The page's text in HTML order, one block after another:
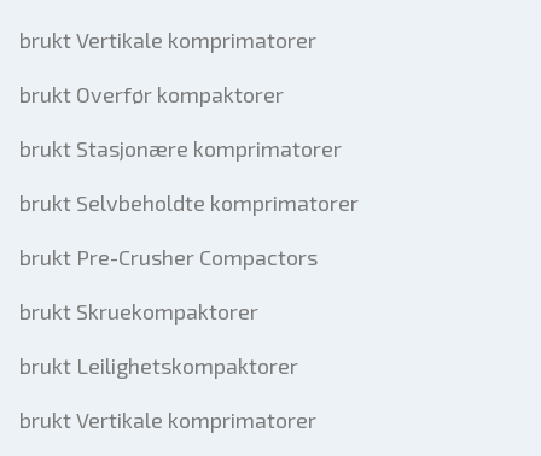
brukt Vertikale komprimatorer
brukt Overfør kompaktorer
brukt Stasjonære komprimatorer
brukt Selvbeholdte komprimatorer
brukt Pre-Crusher Compactors
brukt Skruekompaktorer
brukt Leilighetskompaktorer
brukt Vertikale komprimatorer